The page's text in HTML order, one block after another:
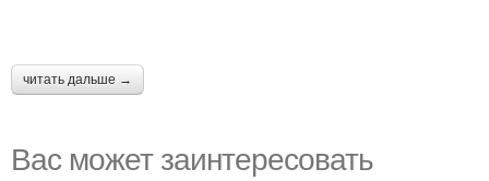
читать дальше →
Вас может заинтересовать